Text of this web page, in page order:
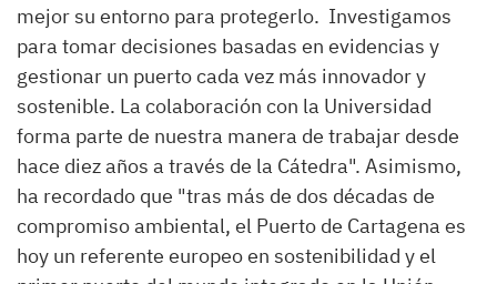
mejor su entorno para protegerlo. Investigamos
para tomar decisiones basadas en evidencias y
gestionar un puerto cada vez más innovador y
sostenible. La colaboración con la Universidad
forma parte de nuestra manera de trabajar desde
hace diez años a través de la Cátedra". Asimismo,
ha recordado que "tras más de dos décadas de
compromiso ambiental, el Puerto de Cartagena es
hoy un referente europeo en sostenibilidad y el